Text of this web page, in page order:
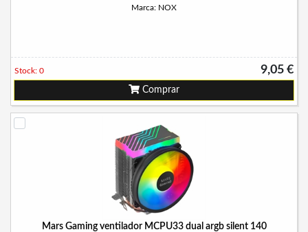
Marca: NOX
9,05 €
Stock: 0
Comprar
Mars Gaming ventilador MCPU33 dual argb silent 140